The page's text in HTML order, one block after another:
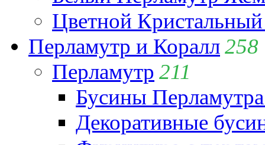
Цветной
Перламутр и Коралл258
Перламутр 211
Бусины
Декоративные